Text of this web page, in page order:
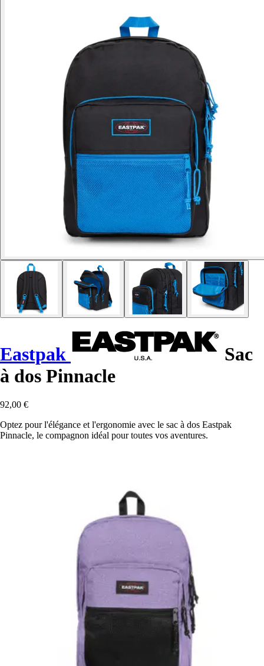
Eastpak
Sac
à dos Pinnacle
92,00 €
Optez pour l'élégance et l'ergonomie avec le sac à dos Eastpak
Pinnacle, le compagnon idéal pour toutes vos aventures.